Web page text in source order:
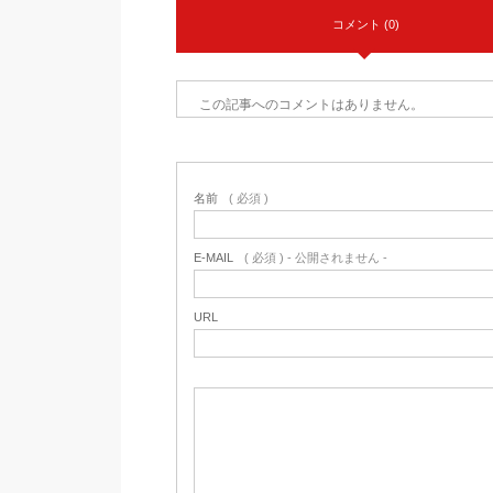
コメント (0)
この記事へのコメントはありません。
名前 ( 必須 )
E-MAIL ( 必須 ) - 公開されません -
URL